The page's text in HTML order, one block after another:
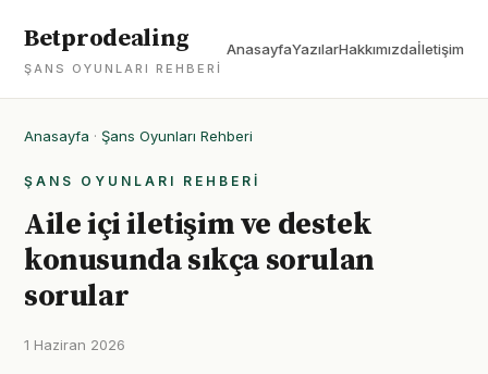
Betprodealing
ŞANS OYUNLARI REHBERI
AnasayfaYazılarHakkımızdaİletişim
Anasayfa · Şans Oyunları Rehberi
ŞANS OYUNLARI REHBERI
Aile içi iletişim ve destek
konusunda sıkça sorulan
sorular
1 Haziran 2026